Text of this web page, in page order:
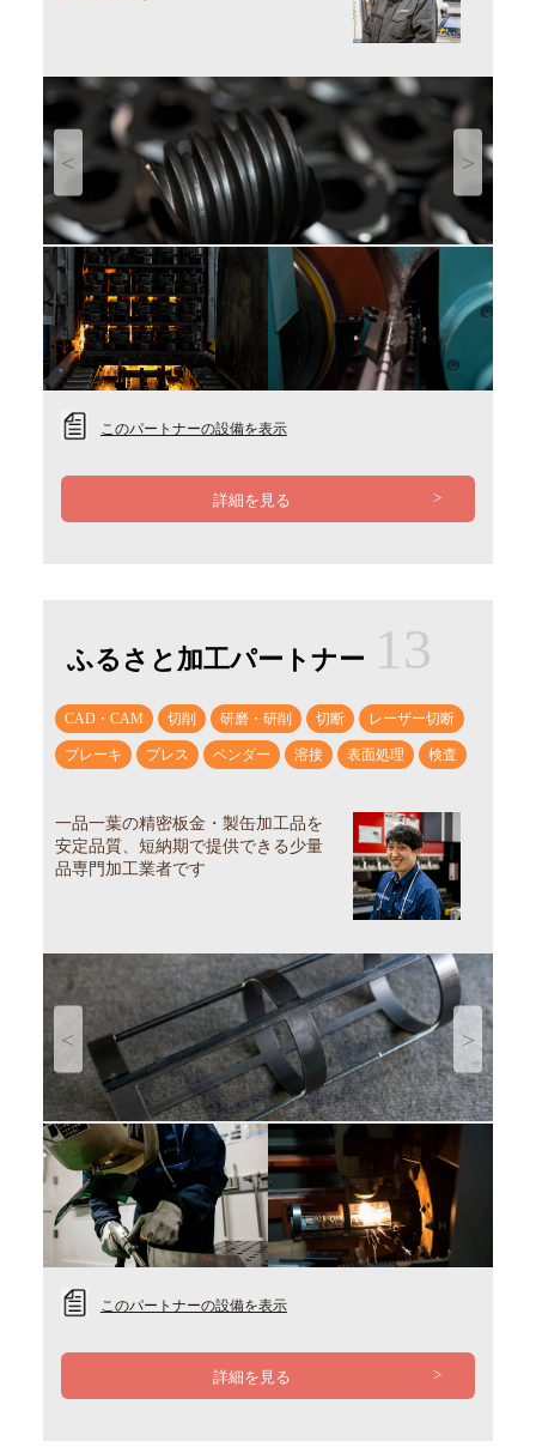
Previous Next
このパートナーの設備を表示
詳細を見る
ふるさと加工パートナー 13
CAD・CAM 切削 研磨・研削 切断 レーザー切断
ブレーキ プレス ベンダー 溶接 表面処理 検査
一品一葉の精密板金・製缶加工品を
安定品質、短納期で提供できる少量
品専門加工業者です
Previous Next
このパートナーの設備を表示
詳細を見る